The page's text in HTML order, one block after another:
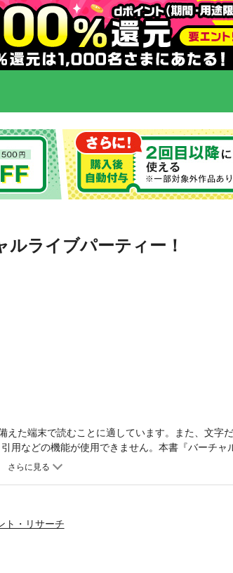
ライブパーティー！
た端末で読むことに適しています。また、文字
用などの機能が使用できません。本書『バーチャ
Ｇのライブ配信を楽しむためのルールとデータを
」、精霊の力を借りる回復役の「シャーマン」、
つを追加。 新たなクラス、新たな技を活用して
ト・リサーチ